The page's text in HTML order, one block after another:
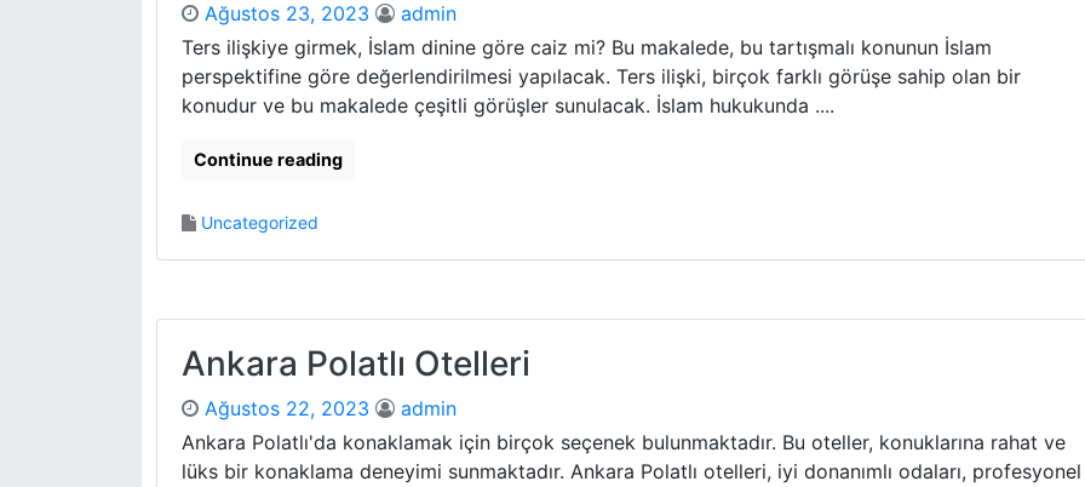
Ağustos 23, 2023
admin
Ters ilişkiye girmek, İslam dinine göre caiz mi? Bu makalede, bu tartışmalı konunun İslam
perspektifine göre değerlendirilmesi yapılacak. Ters ilişki, birçok farklı görüşe sahip olan bir
konudur ve bu makalede çeşitli görüşler sunulacak. İslam hukukunda ....
Continue reading
Uncategorized
Ankara Polatlı Otelleri
Ağustos 22, 2023
admin
Ankara Polatlı'da konaklamak için birçok seçenek bulunmaktadır. Bu oteller, konuklarına rahat ve
lüks bir konaklama deneyimi sunmaktadır. Ankara Polatlı otelleri, iyi donanımlı odaları, profesyonel